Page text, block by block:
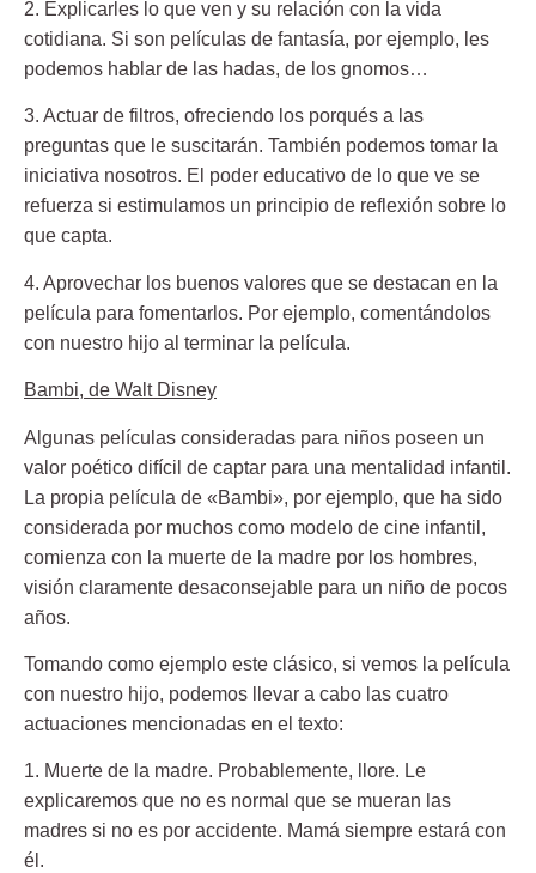
2. Explicarles lo que ven y su relación con la vida
cotidiana. Si son películas de fantasía, por ejemplo, les
podemos hablar de las hadas, de los gnomos…
3. Actuar de filtros, ofreciendo los porqués a las
preguntas que le suscitarán. También podemos tomar la
iniciativa nosotros. El poder educativo de lo que ve se
refuerza si estimulamos un principio de reflexión sobre lo
que capta.
4. Aprovechar los buenos valores que se destacan en la
película para fomentarlos. Por ejemplo, comentándolos
con nuestro hijo al terminar la película.
Bambi, de Walt Disney
Algunas películas consideradas para niños poseen un
valor poético difícil de captar para una mentalidad infantil.
La propia película de «Bambi», por ejemplo, que ha sido
considerada por muchos como modelo de cine infantil,
comienza con la muerte de la madre por los hombres,
visión claramente desaconsejable para un niño de pocos
años.
Tomando como ejemplo este clásico, si vemos la película
con nuestro hijo, podemos llevar a cabo las cuatro
actuaciones mencionadas en el texto:
1. Muerte de la madre. Probablemente, llore. Le
explicaremos que no es normal que se mueran las
madres si no es por accidente. Mamá siempre estará con
él.